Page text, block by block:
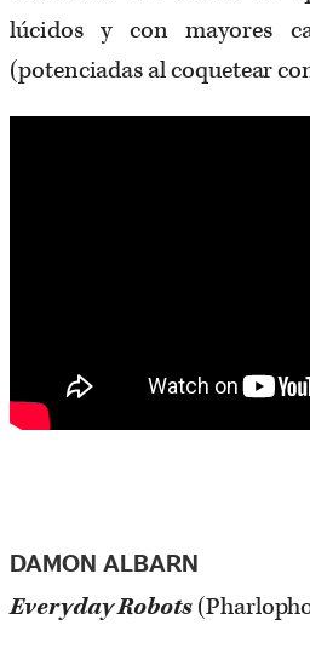
lúcidos y con mayores
(potenciadas al coquetear
DAMON ALBARN
Everyday Robots